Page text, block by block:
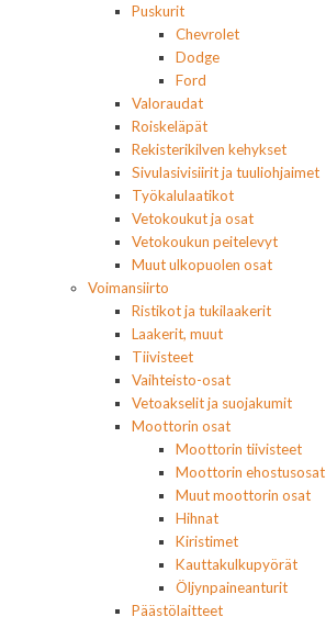
Puskurit
Chevrolet
Dodge
Ford
Valoraudat
Roiskeläpät
Rekisterikilven kehykset
Sivulasivisiirit ja tuuliohjaimet
Työkalulaatikot
Vetokoukut ja osat
Vetokoukun peitelevyt
Muut ulkopuolen osat
Voimansiirto
Ristikot ja tukilaakerit
Laakerit, muut
Tiivisteet
Vaihteisto-osat
Vetoakselit ja suojakumit
Moottorin osat
Moottorin tiivisteet
Moottorin ehostusosat
Muut moottorin osat
Hihnat
Kiristimet
Kauttakulkupyörät
Öljynpaineanturit
Päästölaitteet